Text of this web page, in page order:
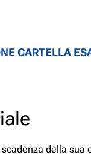
CARTELLA
della